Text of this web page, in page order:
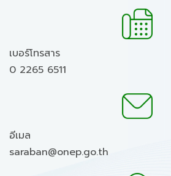
เบอร์โทรสาร
0 2265 6511
อีเมล
saraban@onep.go.th